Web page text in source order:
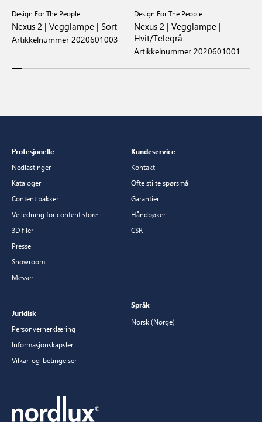
Design For The People
Nexus 2 | Vegglampe | Sort
Artikkelnummer 2020601003
Design For The People
Nexus 2 | Vegglampe |
Hvit/Telegrå
Artikkelnummer 2020601001
Profesjonelle
Nedlastinger
Kataloger
Content pakker
Veiledning for content store
3D filer
Presse
Showroom
Messer
Kundeservice
Kontakt
Ofte stilte spørsmål
Garantier
Håndbøker
CSR
Juridisk
Personvernerklæring
Informasjonskapsler
Vilkar-og-betingelser
Språk
Norsk (Norge)